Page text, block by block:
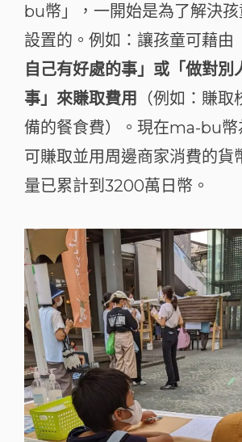
bu幣」，一開始是為了解決
設置的。例如：讓孩童可藉由
自己有好處的事」或「做對別
事」來賺取費用
（例如：賺
備的餐食費）。現在ma-bu幣
可賺取並用周邊商家消費的貨
量已累計到3200萬日幣。